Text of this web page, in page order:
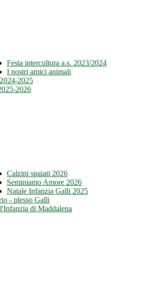
Festa intercultura a.s. 2023/2024
I nostri amici animali
2025
2026
Calzini spaiati 2026
Seminiamo Amore 2026
Natale Infanzia Galli 2025
- plesso Galli
di Maddalena